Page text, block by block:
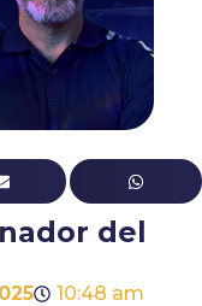
del
10:48 am